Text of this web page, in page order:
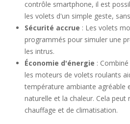
contrôle smartphone, il est
les volets d'un simple geste,
Sécurité accrue : Les volets
programmés pour simuler une
les intrus.
Économie d'énergie :
les moteurs de volets roulants
température ambiante agréable
naturelle et la chaleur. Cela peut
chauffage et de climatisation.